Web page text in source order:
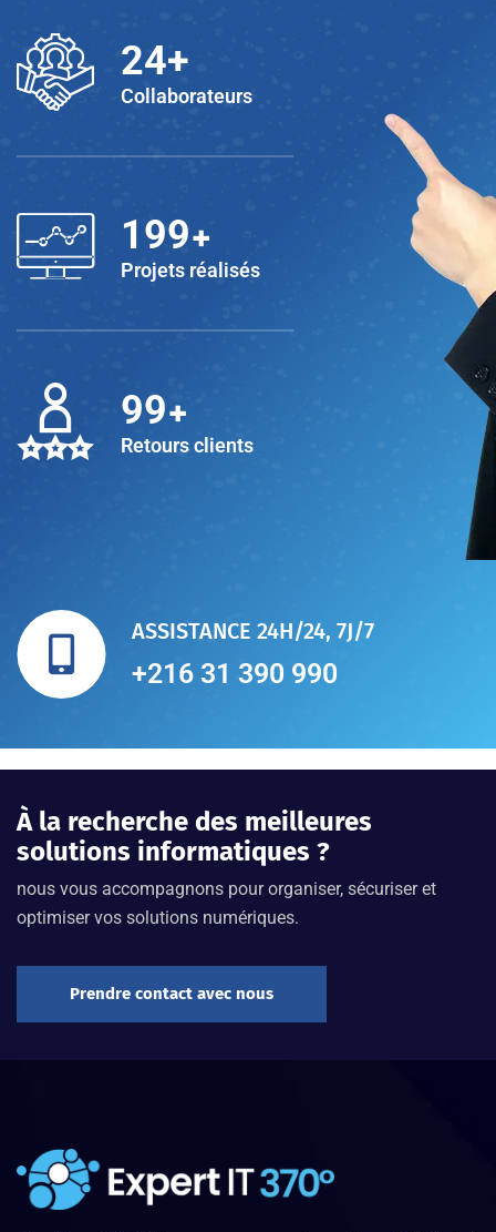
25+
Collaborateurs
200+
Projets réalisés
100
Retours clients
ASSISTANCE 24H/24, 7J/7
+216 31 390 990
À la recherche des meilleures
solutions informatiques ?
nous vous accompagnons pour organiser, sécuriser et
optimiser vos solutions numériques.
Prendre contact avec nous